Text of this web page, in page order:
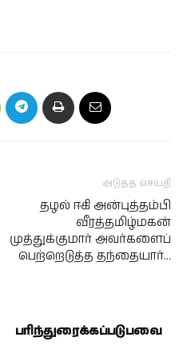
அடுத்த செய்தி
தழல் ஈகி அன்புத்தம்பி
வீரத்தமிழ்மகன்
முத்துக்குமார் அவர்களைப்
பெற்றெடுத்த தந்தையார்…
பரிந்துரைக்கப்படுபவை